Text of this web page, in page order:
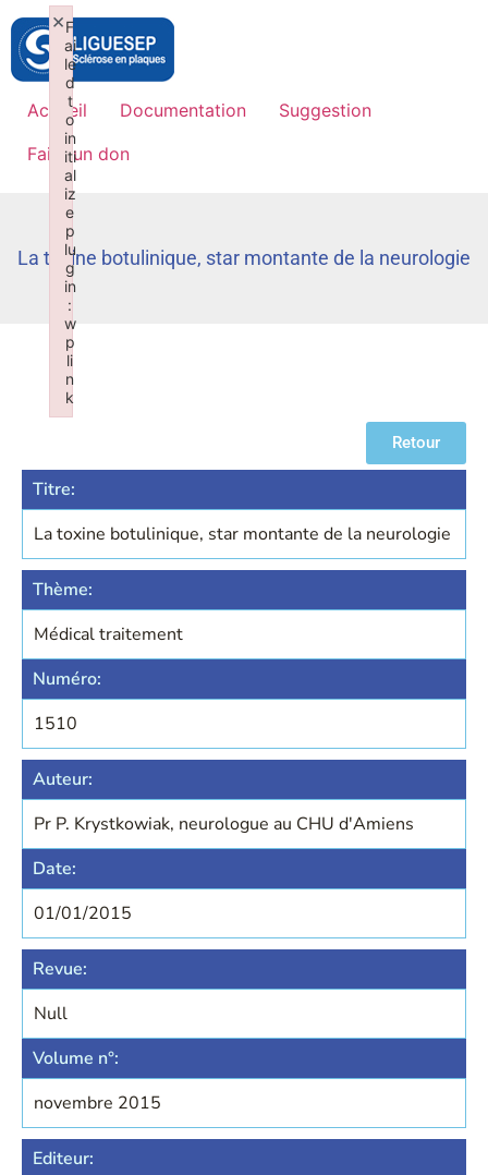
Accueil Documentation
Suggestion
Faire un don
La toxine botulinique, star montante de la neurologie
Retour
Titre:
La toxine botulinique, star montante de la neurologie
Thème:
Médical traitement
Numéro:
1510
Auteur:
Pr P. Krystkowiak, neurologue au CHU d'Amiens
Date:
01/01/2015
Revue:
Null
Volume n°:
novembre 2015
Editeur:
F
ai
le
d
t
o
in
iti
al
iz
e
p
lu
g
in
:
w
p
li
n
k
×
Failed to initialize plugin: wplink